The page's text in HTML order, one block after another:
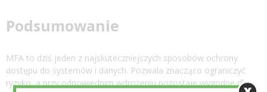
Podsumowanie
MFA to dziś jeden z najskuteczniejszych sposobów ochrony
dostępu do systemów i danych. Pozwala znacząco ograniczyć
ryzyko, a przy odpowiednim wdrożeniu pozostaje wygodne dla